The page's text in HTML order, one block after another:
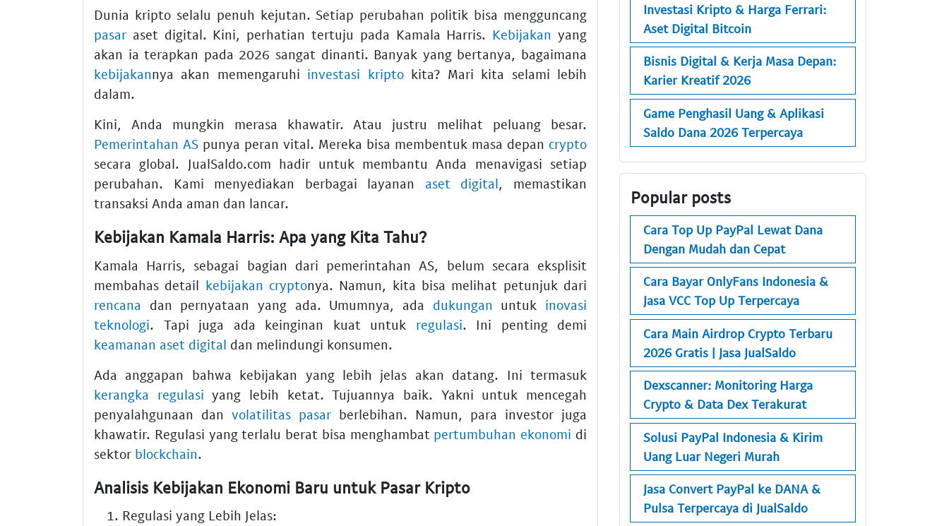
Dunia kripto selalu penuh kejutan. Setiap perubahan politik bisa mengguncang
pasar aset digital. Kini, perhatian tertuju pada Kamala Harris. Kebijakan yang
akan ia terapkan pada 2026 sangat dinanti. Banyak yang bertanya, bagaimana
kebijakannya akan memengaruhi investasi kriptokita? Mari kita selami lebih
dalam.
Kini, Anda mungkin merasa khawatir. Atau justru melihat peluang besar.
Pemerintahan AS punya peran vital. Mereka bisa membentuk masa depan crypto
secara global. JualSaldo.com hadir untuk membantu Anda menavigasi setiap
perubahan. Kami menyediakan berbagai layanan aset digital, memastikan
transaksi Anda aman dan lancar.
Kebijakan Kamala Harris: Apa yang Kita Tahu?
Kamala Harris, sebagai bagian dari pemerintahan AS, belum secara eksplisit
membahas detail kebijakan cryptonya. Namun, kita bisa melihat petunjuk dari
rencana dan pernyataan yang ada. Umumnya, ada dukungan untuk inovasi
teknologi. Tapi juga ada keinginan kuat untuk regulasi. Ini penting demi
keamanan aset digital dan melindungi konsumen.
Ada anggapan bahwa kebijakan yang lebih jelas akan datang. Ini termasuk
kerangka regulasi yang lebih ketat. Tujuannya baik. Yakni untuk mencegah
penyalahgunaan dan volatilitas pasar berlebihan. Namun, para investor juga
khawatir. Regulasi yang terlalu berat bisa menghambat pertumbuhan ekonomi di
sektor blockchain.
Analisis Kebijakan Ekonomi Baru untuk Pasar Kripto
Regulasi yang Lebih Jelas:
Investasi Kripto & Harga Ferrari:
Aset Digital Bitcoin
Bisnis Digital & Kerja Masa Depan:
Karier Kreatif 2026
Game Penghasil Uang & Aplikasi
Saldo Dana 2026 Terpercaya
Popular posts
Cara Top Up PayPal Lewat Dana
Dengan Mudah dan Cepat
Cara Bayar OnlyFans Indonesia &
Jasa VCC Top Up Terpercaya
Cara Main Airdrop Crypto Terbaru
2026 Gratis | Jasa JualSaldo
Dexscanner: Monitoring Harga
Crypto & Data Dex Terakurat
Solusi PayPal Indonesia & Kirim
Uang Luar Negeri Murah
Jasa Convert PayPal ke DANA &
Pulsa Terpercaya di JualSaldo